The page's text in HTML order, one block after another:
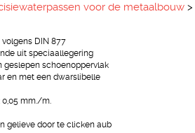
voor de metaalbouw >
DIN 877
uit speciaallegering
geslepen schoenoppervlak
en met een dwarslibelle
0,05 mm./m.
gelieve door te clicken aub